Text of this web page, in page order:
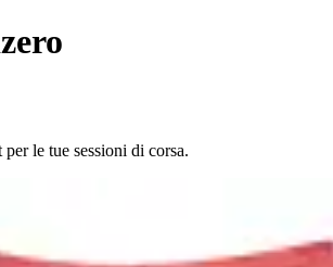
le tue sessioni di corsa.